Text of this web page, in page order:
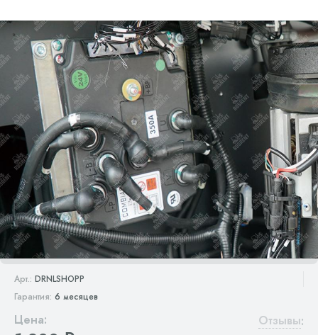
Арт.: DRNLSHOPP
Гарантия: 6 месяцев
Цена: Отзывы: